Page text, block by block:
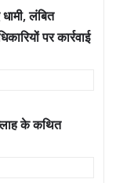
लंबित
पर कार्रवाई
के कथित